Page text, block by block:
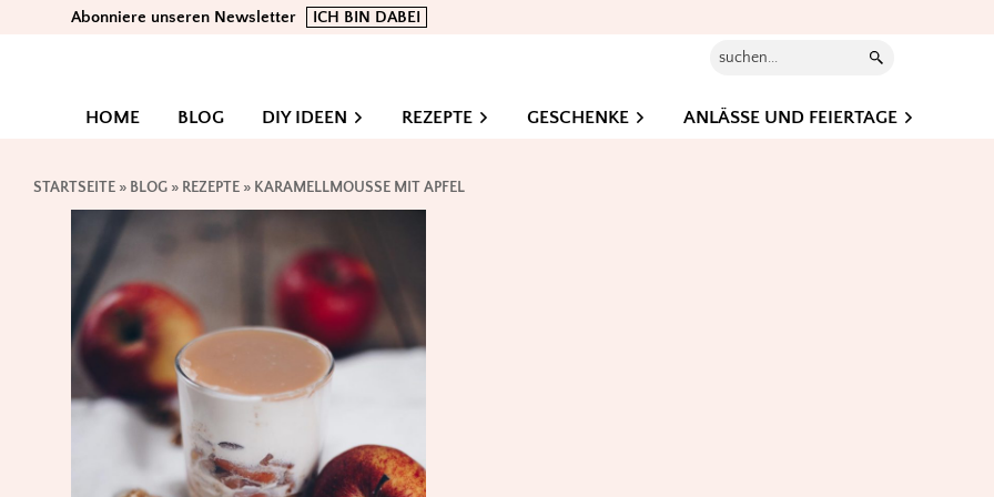
Abonniere unseren Newsletter ICH BIN DABEI
Suchen...
HOME BLOG DIY IDEEN REZEPTE GESCHENKE ANLÄSSE UND FEIERTAGE
STARTSEITE» BLOG» REZEPTE» KARAMELLMOUSSE MIT APFEL